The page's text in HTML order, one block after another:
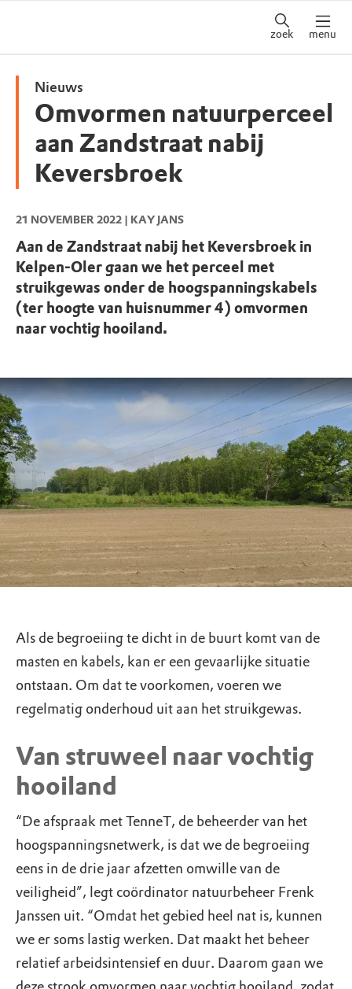
zoek menu
Nieuws
Omvormen natuurperceel
aan Zandstraat nabij
Keversbroek
21 NOVEMBER 2022 | KAY JANS
Aan de Zandstraat nabij het Keversbroek in
Kelpen-Oler gaan we het perceel met
struikgewas onder de hoogspanningskabels
(ter hoogte van huisnummer 4) omvormen
naar vochtig hooiland.
Als de begroeiing te dicht in de buurt komt van de
masten en kabels, kan er een gevaarlijke situatie
ontstaan. Om dat te voorkomen, voeren we
regelmatig onderhoud uit aan het struikgewas.
Van struweel naar vochtig
hooiland
“De afspraak met TenneT, de beheerder van het
hoogspanningsnetwerk, is dat we de begroeiing
eens in de drie jaar afzetten omwille van de
veiligheid”, legt coördinator natuurbeheer Frenk
Janssen uit. “Omdat het gebied heel nat is, kunnen
we er soms lastig werken. Dat maakt het beheer
relatief arbeidsintensief en duur. Daarom gaan we